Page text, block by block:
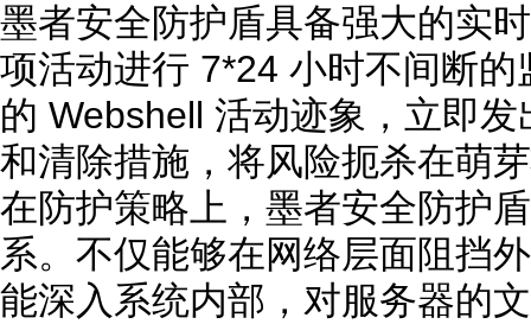
墨者安全防护盾具备强大的实
项活动进行 7*24 小时不间断
的 Webshell 活动迹象，立即
和清除措施，将风险扼杀在萌
在防护策略上，墨者安全防护
系。不仅能够在网络层面阻挡
能深入系统内部，对服务器的